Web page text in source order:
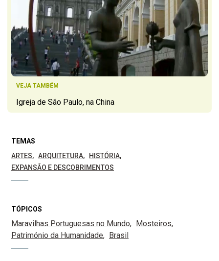
VEJA TAMBÉM
Igreja de São Paulo, na China
TEMAS
ARTES
ARQUITETURA
HISTÓRIA
EXPANSÃO E DESCOBRIMENTOS
TÓPICOS
Maravilhas Portuguesas no Mundo
Mosteiros
Património da Humanidade
Brasil